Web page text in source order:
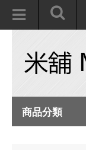
商品分類